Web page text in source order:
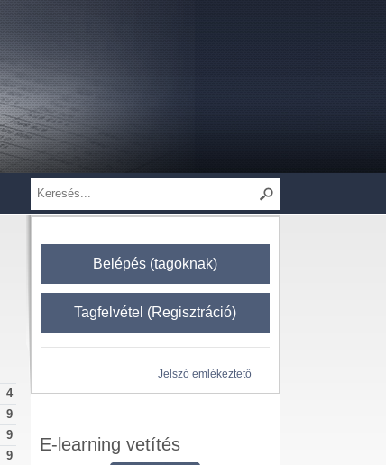
4
9
9
9
Belépés (tagoknak)
Tagfelvétel (Regisztráció)
Jelszó emlékeztető
E-learning vetítés